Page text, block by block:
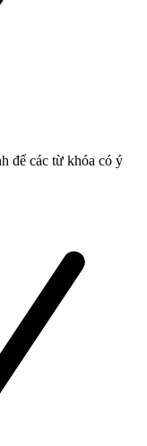
để các từ khóa có ý